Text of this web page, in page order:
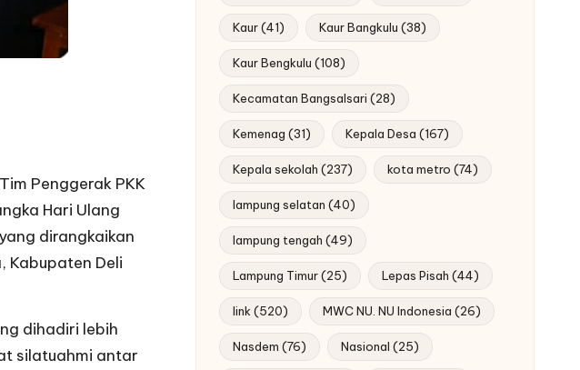
Penggerak PKK
Hari Ulang
dirangkaikan
Kabupaten Deli
dihadiri lebih
silatuahmi antar
Kaur(41) Kaur Bangkulu (38)
Kaur Bengkulu (108)
Kecamatan Bangsalsari (28)
Kemenag (31) Kepala Desa (167)
Kepala sekolah (237) kota metro (74)
lampung selatan (40)
lampung tengah (49)
Lampung Timur(25) Lepas Pisah (44)
link (520) MWC NU. NU Indonesia (26)
Nasdem (76) Nasional (25)